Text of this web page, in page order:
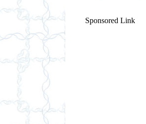
Sponsored Link